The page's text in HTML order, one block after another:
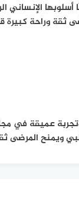
أسلوبها
ثقة وراحة
عميقة في
ويمنح المرضى